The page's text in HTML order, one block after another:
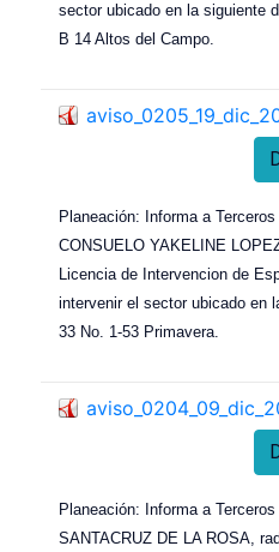
sector ubicado en la siguiente
B 14 Altos del Campo.
Planeación: Informa a
CONSUELO YAKELINE
Licencia de Intervencion de
intervenir el sector ubicado en
33 No. 1-53 Primavera.
Planeación: Informa a
SANTACRUZ DE LA ROSA,